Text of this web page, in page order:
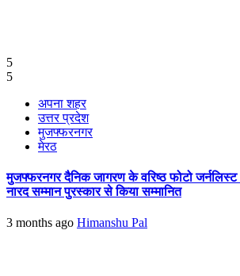
5
5
अपना शहर
उत्तर प्रदेश
मुजफ्फरनगर
मेरठ
मुजफ्फरनगर दैनिक जागरण के वरिष्ठ फोटो
नारद सम्मान पुरस्कार से किया सम्मानित
3 months ago Himanshu Pal